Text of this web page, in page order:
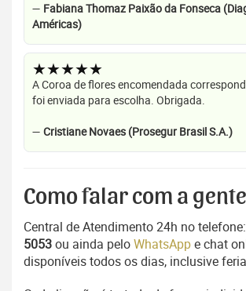
— Fabiana Thomaz Paixão da Fonseca
Américas)
★★★★★
A Coroa de flores encomendada
foi enviada para escolha. Obrigada.
— Cristiane Novaes (Prosegur Brasil S.A.)
Como falar com a gente
Central de Atendimento 24h no telefone:
5053ou ainda peloWhatsAppe chat
disponíveis todos os dias, inclusive